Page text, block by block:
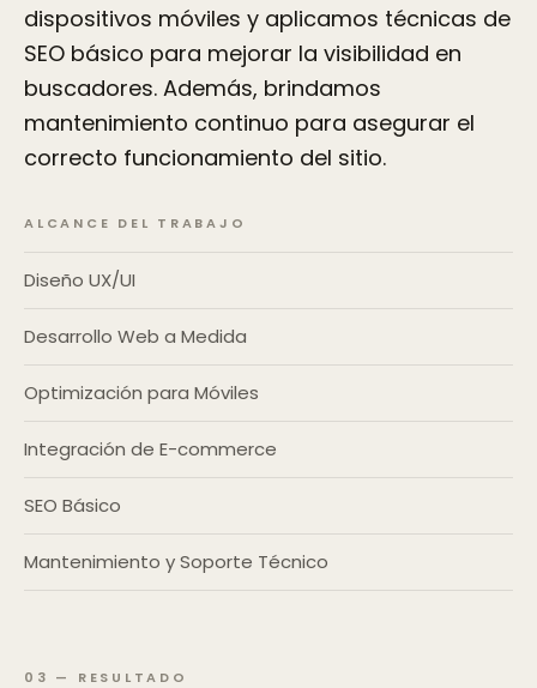
dispositivos móviles y aplicamos técnicas de
SEO básico para mejorar la visibilidad en
buscadores. Además, brindamos
mantenimiento continuo para asegurar el
correcto funcionamiento del sitio.
ALCANCE DEL TRABAJO
Diseño UX/UI
Desarrollo Web a Medida
Optimización para Móviles
Integración de E-commerce
SEO Básico
Mantenimiento y Soporte Técnico
03 — RESULTADO